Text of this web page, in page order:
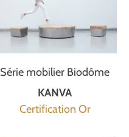
Série mobilier Biodôme
KANVA
Certification Or